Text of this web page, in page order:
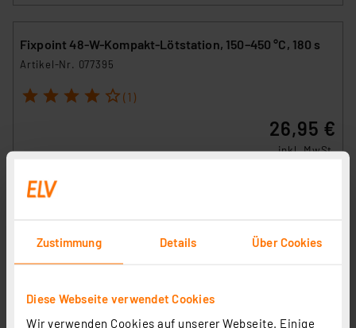
Zustimmung Details Über Cookies
Diese Webseite verwendet Cookies
Wir verwenden Cookies auf unserer Webseite. Einige
Fixpoint 48-W-Kompakt-Lötstation, 150–450 °C, 180 s
Artikel-Nr. 077395
1 2 3 4 5 (1)
26,95 €
inkl. MwSt.